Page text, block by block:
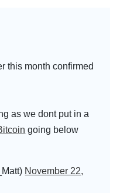
this month confirmed
as we dont put in a
going below
November 22,